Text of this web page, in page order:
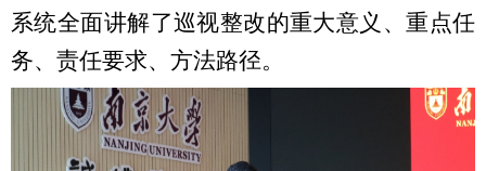
系统全面讲解了巡视整改的重大意义、重点任
务、责任要求、方法路径。